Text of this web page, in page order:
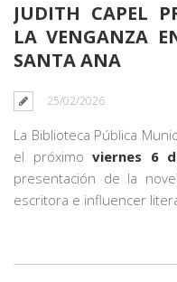
JUDITH CAPEL
LA VENGANZA
SANTA ANA
25/02/2026
La Biblioteca Pública
el próximo viernes 6
presentación de la
escritora e influencer